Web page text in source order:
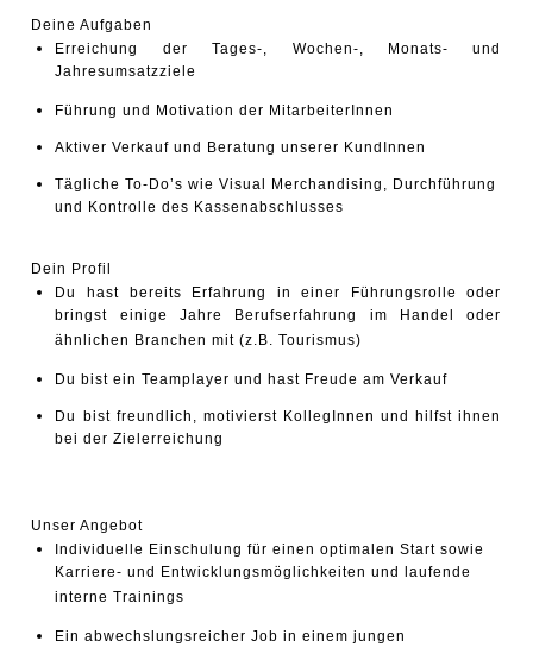
Deine Aufgaben
Erreichung der Tages-, Wochen-, Monats- und
Jahresumsatzziele
Führung und Motivation der MitarbeiterInnen
Aktiver Verkauf und Beratung unserer KundInnen
Tägliche To-Do’s wie Visual Merchandising, Durchführung
und Kontrolle des Kassenabschlusses
Dein Profil
Du hast bereits Erfahrung in einer Führungsrolle oder
bringst einige Jahre Berufserfahrung im Handel oder
ähnlichen Branchen mit (z.B. Tourismus)
Du bist ein Teamplayer und hast Freude am Verkauf
Du bist freundlich, motivierst KollegInnen und hilfst ihnen
bei der Zielerreichung
Unser Angebot
Individuelle Einschulung für einen optimalen Start sowie
Karriere- und Entwicklungsmöglichkeiten und laufende
interne Trainings
Ein abwechslungsreicher Job in einem jungen